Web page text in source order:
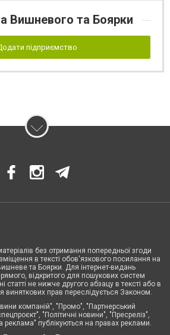
Вишневого та Боярки
підприємство
без отримання попередньої згоди
в тексті обов'язкового посилання на
та Боярки. Для інтернет-видань
відкритого для пошукових систем
статті не нижче другого абзацу в тексті або в
виняткових прав переслідується Законом.
компаній", "Промо", "Партнерський
"Політичні новини", "Пресреліз",
реклама" публікуються на правах реклами.